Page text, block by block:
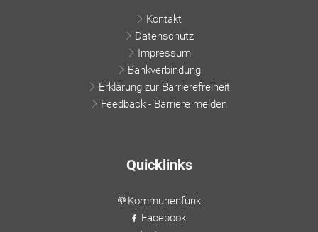
Kontakt
Datenschutz
Impressum
Bankverbindung
Erklärung zur Barrierefreiheit
Feedback - Barriere melden
Quicklinks
Kommunenfunk
Facebook